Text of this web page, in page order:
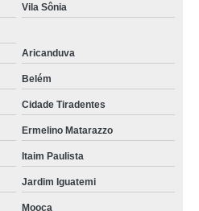
Vila Sônia
Aricanduva
Belém
Cidade Tiradentes
Ermelino Matarazzo
Itaim Paulista
Jardim Iguatemi
Mooca